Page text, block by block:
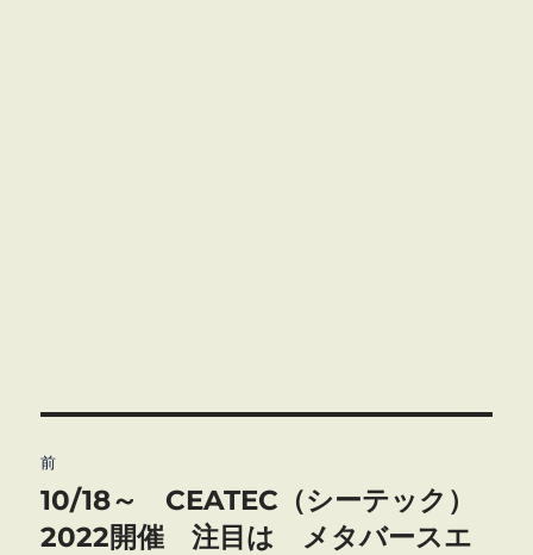
稿
ナ
前
前
の
10/18～ CEATEC（シーテック）
2022開催 注目は メタバースエ